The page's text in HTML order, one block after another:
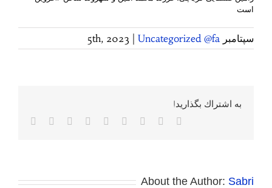
است
سپتامبر 5th, 2023 Uncategorized @fa
به اشتراك بگذاريد!
Facebook
Twitter
Reddit
LinkedIn
WhatsApp
Tumblr
Pinterest
About the Author: Sabri